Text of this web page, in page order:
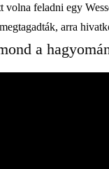
feladni egy
arra
a